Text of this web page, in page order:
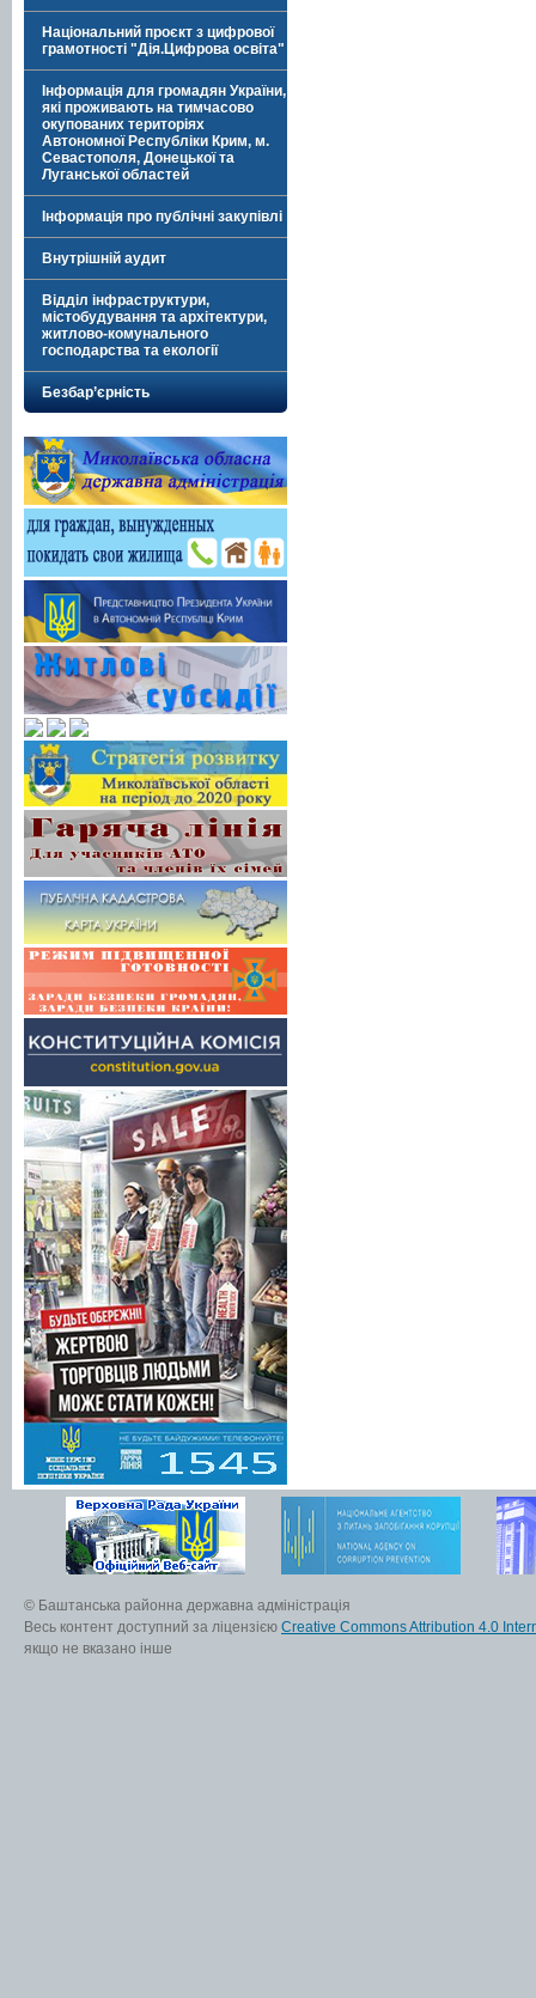
Національний проєкт з цифрової
грамотності "Дія.Цифрова освіта"
Інформація для громадян України,
які проживають на тимчасово
окупованих територіях
Автономної Республіки Крим, м.
Севастополя, Донецької та
Луганської областей
Інформація про публічні закупівлі
Внутрішній аудит
Відділ інфраструктури,
містобудування та архітектури,
житлово-комунального
господарства та екології
Безбар’єрність
© Баштанська районна державна адміністрація
Весь контент доступний за ліцензією Creative Commons Attribution 4.0
якщо не вказано інше